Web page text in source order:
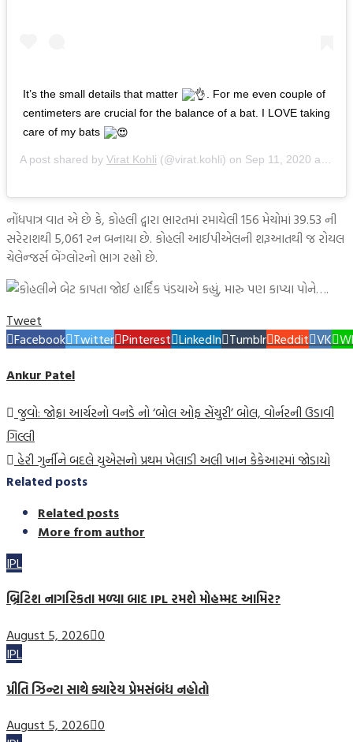
It’s the small details that matter
. For me even couple of
centimeters are crucial for the balance of a bat. I LOVE taking
care of my bats
A post shared by Virat Kohli (@virat.kohli) on Sep 11, 2020 at 2:07am PDT
નોંધપાત્ર વાત એ છે કે, કોહલી દ્વારા ભારતમાં રમાયેલી 156 મેચોમાં 39.53 ની
સરેરાશથી 5,061 રન બનાયા છે. કોહલી આઈપીએલની શરૂઆતથી જ રોયલ
ચેલેન્જર્સ બેંગ્લોરનો ભાગ રહ્યો છે.
Tweet
Facebook Twitter Pinterest LinkedIn Tumblr Reddit VK
Ankur Patel
જુવો: જોફ્રા આર્ચરનો વનડે નો ‘બોલ ઓફ સેંચુરી’ બોલ, વોર્નરની ઉડાવી
ગિલ્લી
હેરી ગુર્નીને બદલે યુએસનો પ્રથમ ખેલાડી અલી ખાન કેકેઆરમાં જોડાયો
Related posts
Related posts
More from author
IPL
બ્રિટિશ નાગરિકતા મળ્યા બાદ IPL રમશે મોહમ્મદ આમિર?
August 5, 2026 0
IPL
પ્રીતિ ઝિન્ટા સાથે ક્યારેય પ્રેમસંબંધ નહોતો
August 5, 2026 0